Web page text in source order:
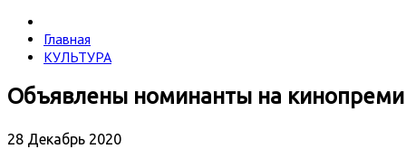
Главная
КУЛЬТУРА
Объявлены номинанты на
28 Декабрь 2020